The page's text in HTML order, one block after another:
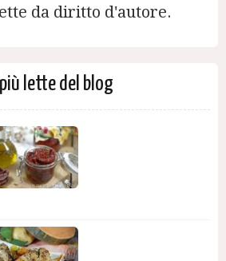
da diritto d'autore.
lette del blog